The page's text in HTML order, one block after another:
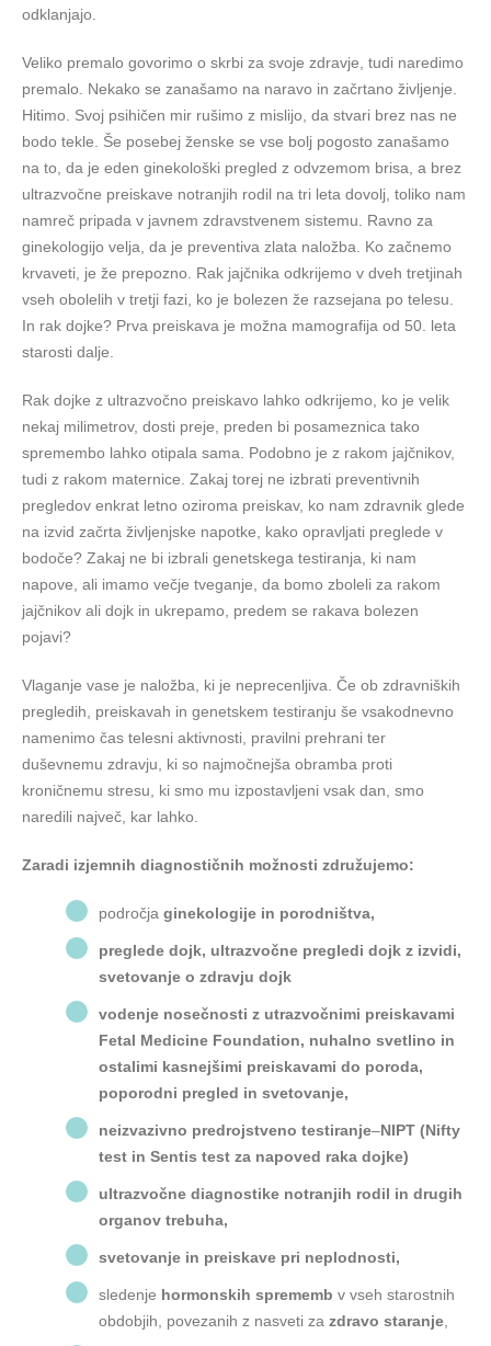
odklanjajo.
Veliko premalo govorimo o skrbi za svoje zdravje, tudi naredimo
premalo. Nekako se zanašamo na naravo in začrtano življenje.
Hitimo. Svoj psihičen mir rušimo z mislijo, da stvari brez nas ne
bodo tekle. Še posebej ženske se vse bolj pogosto zanašamo
na to, da je eden ginekološki pregled z odvzemom brisa, a brez
ultrazvočne preiskave notranjih rodil na tri leta dovolj, toliko nam
namreč pripada v javnem zdravstvenem sistemu. Ravno za
ginekologijo velja, da je preventiva zlata naložba. Ko začnemo
krvaveti, je že prepozno. Rak jajčnika odkrijemo v dveh tretjinah
vseh obolelih v tretji fazi, ko je bolezen že razsejana po telesu.
In rak dojke? Prva preiskava je možna mamografija od 50. leta
starosti dalje.
Rak dojke z ultrazvočno preiskavo lahko odkrijemo, ko je velik
nekaj milimetrov, dosti preje, preden bi posameznica tako
spremembo lahko otipala sama. Podobno je z rakom jajčnikov,
tudi z rakom maternice. Zakaj torej ne izbrati preventivnih
pregledov enkrat letno oziroma preiskav, ko nam zdravnik glede
na izvid začrta življenjske napotke, kako opravljati preglede v
bodoče? Zakaj ne bi izbrali genetskega testiranja, ki nam
napove, ali imamo večje tveganje, da bomo zboleli za rakom
jajčnikov ali dojk in ukrepamo, predem se rakava bolezen
pojavi?
Vlaganje vase je naložba, ki je neprecenljiva. Če ob zdravniških
pregledih, preiskavah in genetskem testiranju še vsakodnevno
namenimo čas telesni aktivnosti, pravilni prehrani ter
duševnemu zdravju, ki so najmočnejša obramba proti
kroničnemu stresu, ki smo mu izpostavljeni vsak dan, smo
naredili največ, kar lahko.
Zaradi izjemnih diagnostičnih možnosti združujemo:
področja ginekologije in porodništva,
preglede dojk, ultrazvočne pregledi dojk z izvidi,
svetovanje o zdravju dojk
vodenje nosečnosti z utrazvočnimi preiskavami
Fetal Medicine Foundation, nuhalno svetlino in
ostalimi kasnejšimi preiskavami do poroda,
poporodni pregled in svetovanje,
neizvazivno predrojstveno testiranje–NIPT (Nifty
test in Sentis test za napoved raka dojke)
ultrazvočne diagnostike notranjih rodil in drugih
organov trebuha,
svetovanje in preiskave pri neplodnosti,
sledenje hormonskih sprememb v vseh starostnih
obdobjih, povezanih z nasveti za zdravo staranje